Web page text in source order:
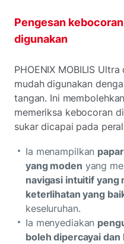
Pengesan
digunakan
PHOENIX MOBILIS
mudah digunakan
tangan. Ini
memeriksa kebocoran
sukar dicapai pada
Ia menampilkan
yang moden yang
navigasi intuitif yang
keterlihatan yang
keseluruhan.
Ia menyediakan
boleh dipercayai dan